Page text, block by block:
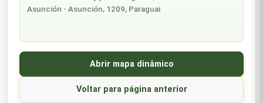
Asunción - Asunción, 1209, Paraguai
Abrir mapa dinâmico
Voltar para página anterior